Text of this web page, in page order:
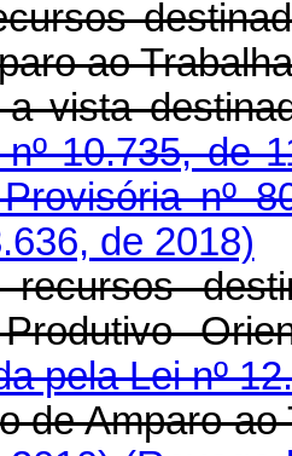
ao
vista
nº 10.735, de
nº
de 2018)
pela Lei nº
de Amparo